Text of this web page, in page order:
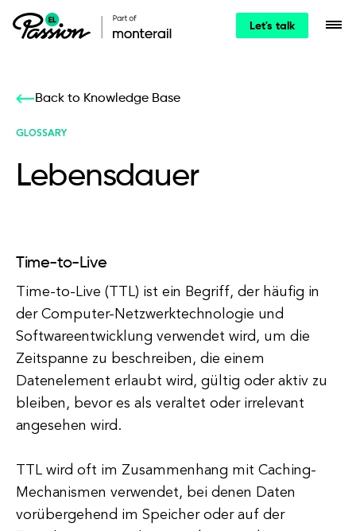
Let's talk
Back to Knowledge Base
GLOSSARY
Lebensdauer
Time-to-Live
Time-to-Live (TTL) ist ein Begriff, der häufig in
der Computer-Netzwerktechnologie und
Softwareentwicklung verwendet wird, um die
Zeitspanne zu beschreiben, die einem
Datenelement erlaubt wird, gültig oder aktiv zu
bleiben, bevor es als veraltet oder irrelevant
angesehen wird.
TTL wird oft im Zusammenhang mit Caching-
Mechanismen verwendet, bei denen Daten
vorübergehend im Speicher oder auf der